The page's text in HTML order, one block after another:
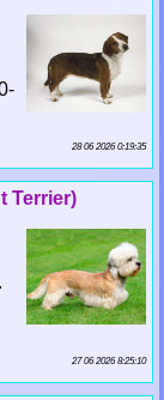
28 06 2026 0:19:35
Terrier)
27 06 2026 8:25:10